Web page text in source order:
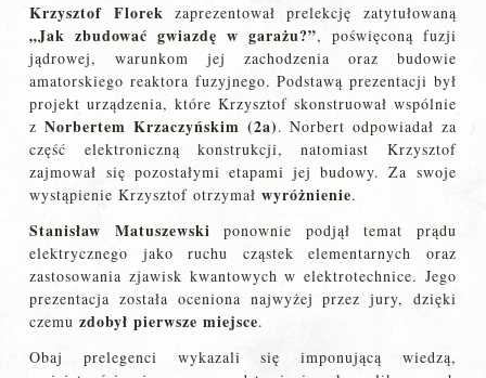
Krzysztof Florek zaprezentował prelekcję zatytułowaną
„Jak zbudować gwiazdę w garażu?”, poświęconą fuzji
jądrowej, warunkom jej zachodzenia oraz budowie
amatorskiego reaktora fuzyjnego. Podstawą prezentacji był
projekt urządzenia, które Krzysztof skonstruował wspólnie
zNorbertem Krzaczyńskim (2a). Norbert odpowiadał za
część elektroniczną konstrukcji, natomiast Krzysztof
zajmował się pozostałymi etapami jej budowy. Za swoje
wystąpienie Krzysztof otrzymałwyróżnienie.
Stanisław Matuszewski ponownie podjął temat prądu
elektrycznego jako ruchu cząstek elementarnych oraz
zastosowania zjawisk kwantowych w elektrotechnice. Jego
prezentacja została oceniona najwyżej przez jury, dzięki
czemuzdobył pierwsze miejsce.
Obaj prelegenci wykazali się imponującą wiedzą,